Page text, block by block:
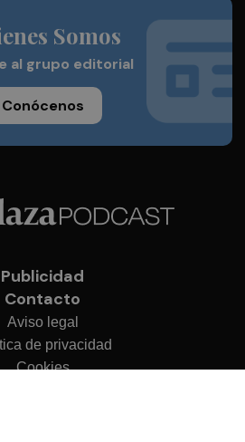
Somos
al grupo editorial
Conócenos
Publicidad
Contacto
Aviso legal
de privacidad
Cookies